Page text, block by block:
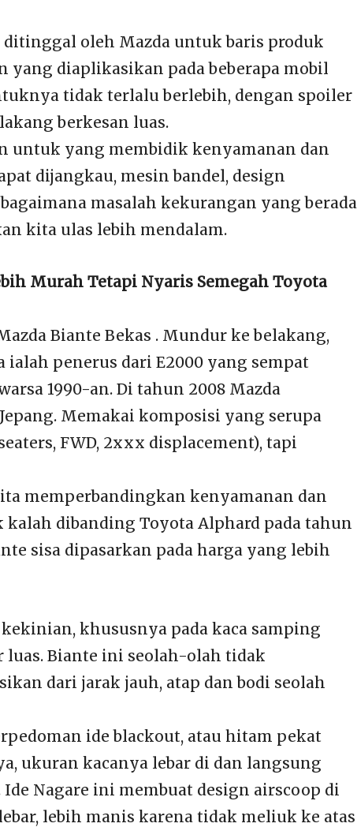
ditinggal oleh Mazda untuk baris produk
yang diaplikasikan pada beberapa mobil
tidak terlalu berlebih, dengan spoiler
berkesan luas.
untuk yang membidik kenyamanan dan
dijangkau, mesin bandel, design
masalah kekurangan yang berada
kita ulas lebih mendalam.
Murah Tetapi Nyaris Semegah Toyota
Biante Bekas . Mundur ke belakang,
penerus dari E2000 yang sempat
1990-an. Di tahun 2008 Mazda
Memakai komposisi yang serupa
FWD, 2xxx displacement), tapi
memperbandingkan kenyamanan dan
dibanding Toyota Alphard pada tahun
sisa dipasarkan pada harga yang lebih
khususnya pada kaca samping
Biante ini seolah-olah tidak
dari jarak jauh, atap dan bodi seolah
ide blackout, atau hitam pekat
ukuran kacanya lebar di dan langsung
Nagare ini membuat design airscoop di
lebih manis karena tidak meliuk ke atas